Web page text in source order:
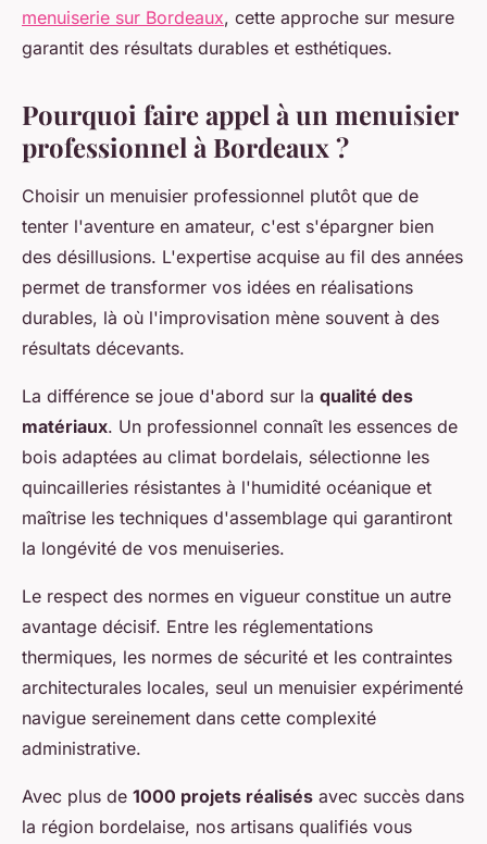
menuiserie sur Bordeaux, cette approche sur mesure
garantit des résultats durables et esthétiques.
Pourquoi faire appel à un menuisier
professionnel à Bordeaux ?
Choisir un menuisier professionnel plutôt que de
tenter l'aventure en amateur, c'est s'épargner bien
des désillusions. L'expertise acquise au fil des années
permet de transformer vos idées en réalisations
durables, là où l'improvisation mène souvent à des
résultats décevants.
La différence se joue d'abord sur la qualité des
matériaux. Un professionnel connaît les essences de
bois adaptées au climat bordelais, sélectionne les
quincailleries résistantes à l'humidité océanique et
maîtrise les techniques d'assemblage qui garantiront
la longévité de vos menuiseries.
Le respect des normes en vigueur constitue un autre
avantage décisif. Entre les réglementations
thermiques, les normes de sécurité et les contraintes
architecturales locales, seul un menuisier expérimenté
navigue sereinement dans cette complexité
administrative.
Avec plus de 1000 projets réalisés avec succès dans
la région bordelaise, nos artisans qualifiés vous